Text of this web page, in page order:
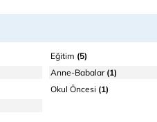
Eğitim (5)
Anne-Babalar(1)
Okul Öncesi (1)